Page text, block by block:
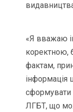
«Я вважаю
коректною,
фактам,
інформація
сформувати
ЛГБТ, що